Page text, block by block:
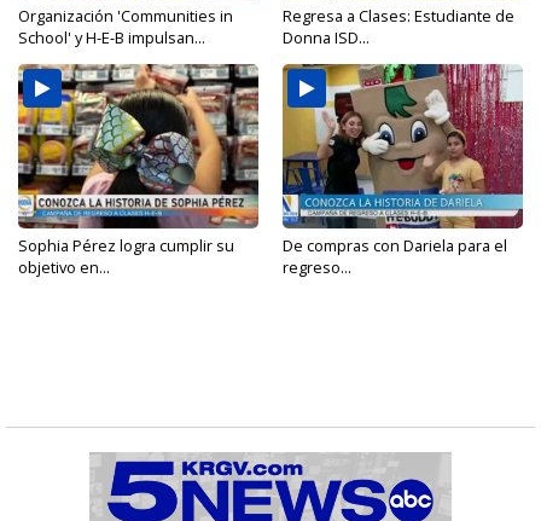
Organización 'Communities in
School' y H-E-B impulsan...
Regresa a Clases: Estudiante de
Donna ISD...
Sophia Pérez logra cumplir su
objetivo en...
De compras con Dariela para el
regreso...